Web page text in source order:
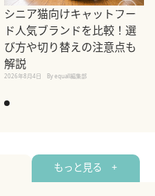
シニア猫向けキャットフー
ド人気ブランドを比較！選
び方や切り替えの注意点も
解説
2026年8月4日 By equall編集部
もっと見る +